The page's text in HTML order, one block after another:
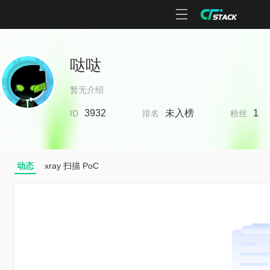
哒哒
暂无介绍
ID 3932 排名 未入榜 粉丝 1
动态 xray 扫描 PoC